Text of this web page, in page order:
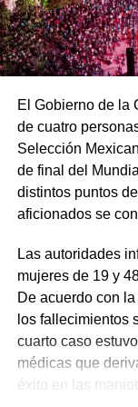
El Gobierno de la
de cuatro
Selección
de final del
distintos puntos
aficionados se
Las autoridades
mujeres de 19 y
De acuerdo con
los fallecimientos
cuarto caso
médicas que
éxito en las